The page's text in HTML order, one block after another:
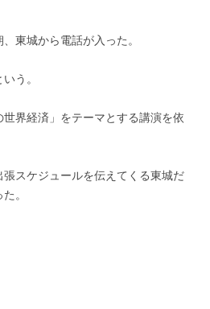
東城から電話が入った。
う。
界経済」をテーマとする講演を依
スケジュールを伝えてくる東城だ
。